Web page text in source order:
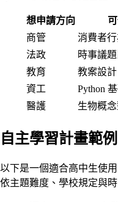
想申請方向
商管
消費者
法政
時事議
教育
教案設
資工
Python
醫護
生物概
自主學習計畫範
以下是一個適合高中生使
依主題難度、學校規定與